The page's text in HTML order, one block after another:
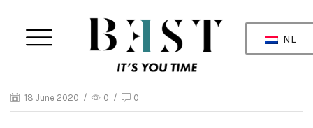
NL
18 June 2020 / 0 / 0